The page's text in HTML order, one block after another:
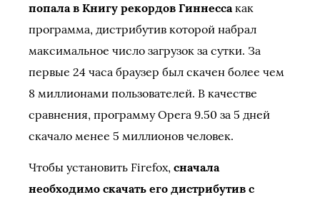
попала в Книгу рекордов Гиннессакак
программа, дистрибутив которой набрал
максимальное число загрузок за сутки. За
первые 24 часа браузер был скачен более чем
8 миллионами пользователей. В качестве
сравнения, программу Opera 9.50 за 5 дней
скачало менее 5 миллионов человек.
Чтобы установить Firefox, сначала
необходимо скачать его дистрибутив с